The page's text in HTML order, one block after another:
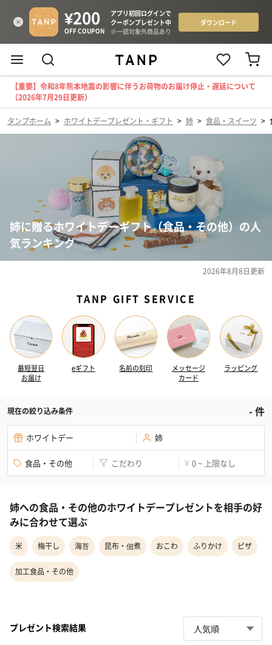
【重要】令和8年熊本地震の影響に伴うお荷物のお届け停止・遅延について
（2026年7月29日更新）
タンプホーム > ホワイトデープレゼント・ギフト > 姉 > 食品・スイーツ >
姉に贈るホワイトデーギフト（食品・その他）の人
気ランキング
2026年8月8日更新
TANP GIFT SERVICE
最短翌日
お届け
eギフト 名前の刻印
メッセージ
カード
ラッピング
現在の絞り込み条件 -件
ホワイトデー 姉
食品・その他 こだわり ¥ 0 ~ 上限なし
姉への食品・その他のホワイトデープレゼントを相手の好
みに合わせて選ぶ
米 梅干し 海苔 昆布・佃煮 おこわ ふりかけ ピザ
加工食品・その他
プレゼント検索結果